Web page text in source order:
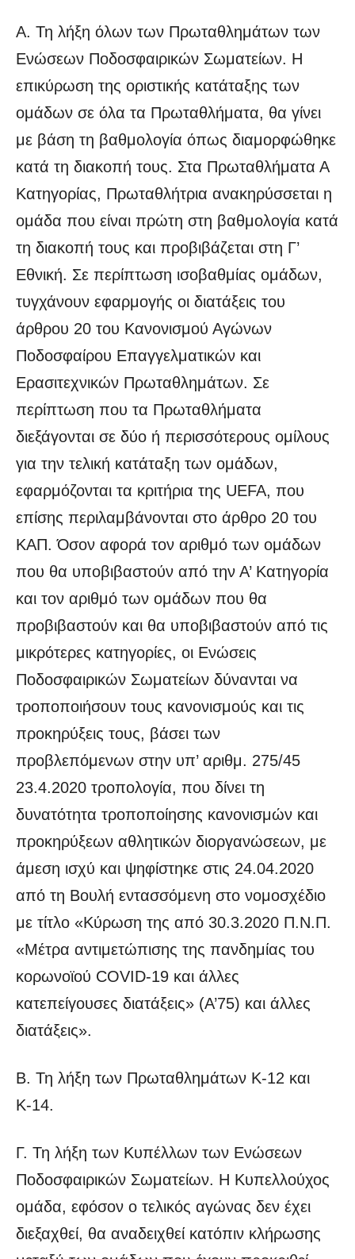
Α. Τη λήξη όλων των Πρωταθλημάτων των
Ενώσεων Ποδοσφαιρικών Σωματείων. Η
επικύρωση της οριστικής κατάταξης των
ομάδων σε όλα τα Πρωταθλήματα, θα γίνει
με βάση τη βαθμολογία όπως διαμορφώθηκε
κατά τη διακοπή τους. Στα Πρωταθλήματα Α
Κατηγορίας, Πρωταθλήτρια ανακηρύσσεται η
ομάδα που είναι πρώτη στη βαθμολογία κατά
τη διακοπή τους και προβιβάζεται στη Γ’
Εθνική. Σε περίπτωση ισοβαθμίας ομάδων,
τυγχάνουν εφαρμογής οι διατάξεις του
άρθρου 20 του Κανονισμού Αγώνων
Ποδοσφαίρου Επαγγελματικών και
Ερασιτεχνικών Πρωταθλημάτων. Σε
περίπτωση που τα Πρωταθλήματα
διεξάγονται σε δύο ή περισσότερους ομίλους
για την τελική κατάταξη των ομάδων,
εφαρμόζονται τα κριτήρια της UEFA, που
επίσης περιλαμβάνoνται στο άρθρο 20 του
ΚΑΠ. Όσον αφορά τον αριθμό των ομάδων
που θα υποβιβαστούν από την Α’ Κατηγορία
και τον αριθμό των ομάδων που θα
προβιβαστούν και θα υποβιβαστούν από τις
μικρότερες κατηγορίες, οι Ενώσεις
Ποδοσφαιρικών Σωματείων δύνανται να
τροποποιήσουν τους κανονισμούς και τις
προκηρύξεις τους, βάσει των
προβλεπόμενων στην υπ’ αριθμ. 275/45
23.4.2020 τροπολογία, που δίνει τη
δυνατότητα τροποποίησης κανονισμών και
προκηρύξεων αθλητικών διοργανώσεων, με
άμεση ισχύ και ψηφίστηκε στις 24.04.2020
από τη Βουλή εντασσόμενη στο νομοσχέδιο
με τίτλο «Κύρωση της από 30.3.2020 Π.Ν.Π.
«Μέτρα αντιμετώπισης της πανδημίας του
κορωνοϊού COVID-19 και άλλες
κατεπείγουσες διατάξεις» (Α’75) και άλλες
διατάξεις».
Β. Τη λήξη των Πρωταθλημάτων Κ-12 και
Κ-14.
Γ. Τη λήξη των Κυπέλλων των Ενώσεων
Ποδοσφαιρικών Σωματείων. Η Κυπελλούχος
ομάδα, εφόσον ο τελικός αγώνας δεν έχει
διεξαχθεί, θα αναδειχθεί κατόπιν κλήρωσης